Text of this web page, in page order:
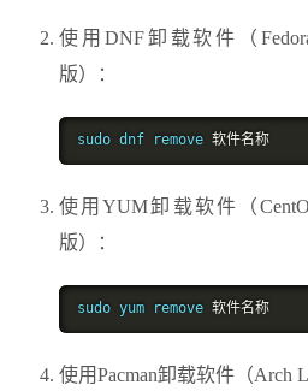
使用DNF卸载软件（
版）：
sudo dnf remove 软件名称
使用YUM卸载软件（
版）：
sudo yum remove 软件名称
使用Pacman卸载软件（Arch